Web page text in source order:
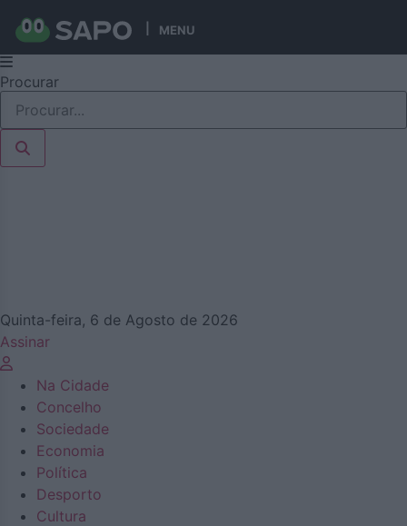
MENU
Pular
para
conteúdo
Procurar
Quinta-feira, 6 de Agosto de 2026
Assinar
Na Cidade
Concelho
Sociedade
Economia
Política
Desporto
Cultura